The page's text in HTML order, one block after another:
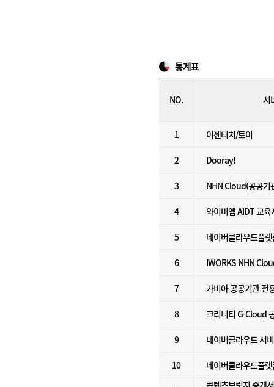
통계표
NO. 서
1 이젠터치/토이
2 Dooray!
3 NHN Cloud(공공기
4 와이비엠 AIDT 교육
5 네이버클라우드플
6 IWORKS NHN
7 가비아 공공기관 전
8 크리니티 G-Cloud
9 네이버클라우드 서
10 네이버클라우드플
콘텐츠브릿지 중개